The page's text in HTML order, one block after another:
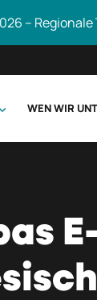
–
WEN WIR